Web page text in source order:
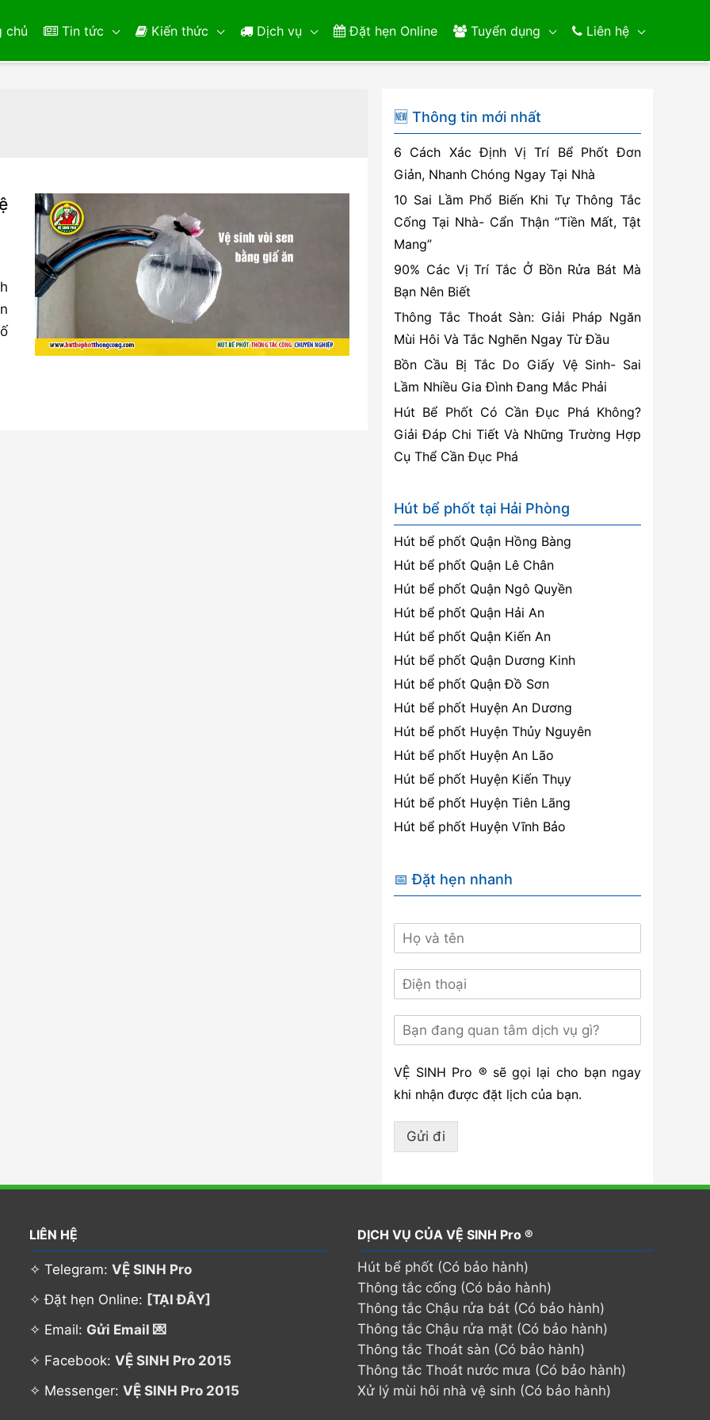
chủ Tin tức Kiến thức Dịch vụ Đặt hẹn Online Tuyển dụng Liên hệ
🆕 Thông tin mới nhất
6 Cách Xác Định Vị Trí Bể Phốt Đơn
Giản, Nhanh Chóng Ngay Tại Nhà
10 Sai Lầm Phổ Biến Khi Tự Thông Tắc
Cống Tại Nhà- Cẩn Thận “Tiền Mất, Tật
Mang”
90% Các Vị Trí Tắc Ở Bồn Rửa Bát Mà
Bạn Nên Biết
Thông Tắc Thoát Sàn: Giải Pháp Ngăn
Mùi Hôi Và Tắc Nghẽn Ngay Từ Đầu
Bồn Cầu Bị Tắc Do Giấy Vệ Sinh- Sai
Lầm Nhiều Gia Đình Đang Mắc Phải
Hút Bể Phốt Có Cần Đục Phá Không?
Giải Đáp Chi Tiết Và Những Trường Hợp
Cụ Thể Cần Đục Phá
Hút bể phốt tại Hải Phòng
Hút bể phốt Quận Hồng Bàng
Hút bể phốt Quận Lê Chân
Hút bể phốt Quận Ngô Quyền
Hút bể phốt Quận Hải An
Hút bể phốt Quận Kiến An
Hút bể phốt Quận Dương Kinh
Hút bể phốt Quận Đồ Sơn
Hút bể phốt Huyện An Dương
Hút bể phốt Huyện Thủy Nguyên
Hút bể phốt Huyện An Lão
Hút bể phốt Huyện Kiến Thụy
Hút bể phốt Huyện Tiên Lãng
Hút bể phốt Huyện Vĩnh Bảo
📅 Đặt hẹn nhanh
VỆ SINH Pro ® sẽ gọi lại cho bạn ngay
khi nhận được đặt lịch của bạn.
Gửi đi
LIÊN HỆ
✧ Telegram:VỆ SINH Pro
✧ Đặt hẹn Online: [TẠI ĐÂY]
✧ Email: Gửi Email 💌
✧ Facebook:VỆ SINH Pro 2015
✧ Messenger:VỆ SINH Pro 2015
DỊCH VỤ CỦA VỆ SINH Pro ®
Hút bể phốt (Có bảo hành)
Thông tắc cống (Có bảo hành)
Thông tắc Chậu rửa bát (Có bảo hành)
Thông tắc Chậu rửa mặt (Có bảo hành)
Thông tắc Thoát sàn (Có bảo hành)
Thông tắc Thoát nước mưa (Có bảo hành)
Xử lý mùi hôi nhà vệ sinh (Có bảo hành)